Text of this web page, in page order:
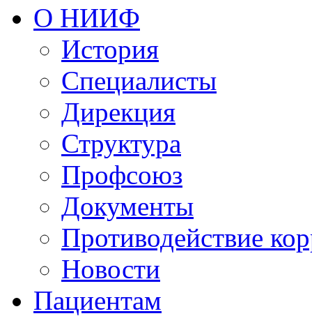
О НИИФ
История
Специалисты
Дирекция
Структура
Профсоюз
Документы
Противодействие
Новости
Пациентам